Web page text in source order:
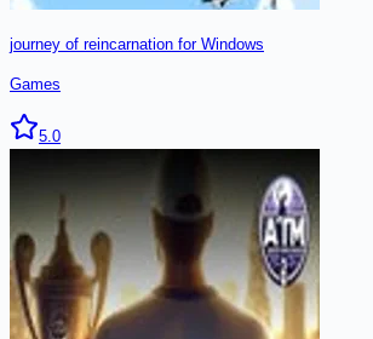
journey of reincarnation for Windows
Games
5.0